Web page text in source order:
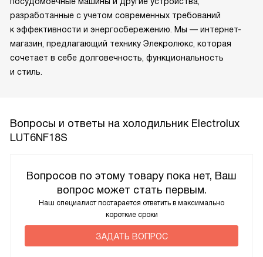
разработанные с учетом современных требований
к эффективности и энергосбережению. Мы — интернет-
магазин, предлагающий технику Элекролюкс, которая
сочетает в себе долговечность, функциональность
и стиль.
Вопросы и ответы на холодильник Electrolux
LUT6NF18S
Вопросов по этому товару пока нет, Ваш
вопрос может стать первым.
Наш специалист постарается ответить в максимально
короткие сроки
ЗАДАТЬ ВОПРОС